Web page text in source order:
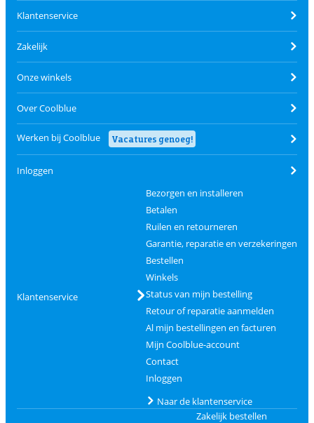
Klantenservice
Zakelijk
Onze winkels
Over Coolblue
Werken bij Coolblue Vacatures genoeg!
Inloggen
Klantenservice
Bezorgen en installeren
Betalen
Ruilen en retourneren
Garantie, reparatie en verzekeringen
Bestellen
Winkels
Status van mijn bestelling
Retour of reparatie aanmelden
Al mijn bestellingen en facturen
Mijn Coolblue-account
Contact
Inloggen
Naar de klantenservice
Zakelijk bestellen